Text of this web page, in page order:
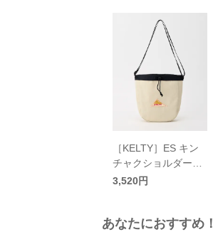
［KELTY］ES キン
チャクショルダー／
ケルティ
3,520円
あなたにおすすめ！